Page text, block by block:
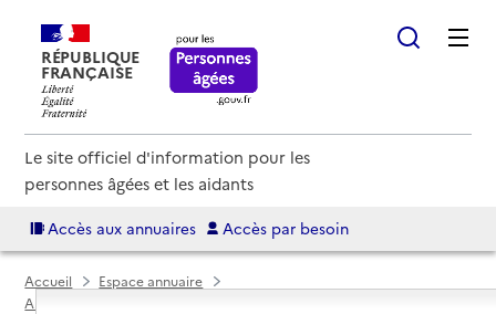
RÉPUBLIQUE
FRANÇAISE
Le site officiel d'information pour les
personnes âgées et les aidants
Accès aux annuaires Accès par besoin
Accueil
Espace annuaire
Annuaire EHPAD et maisons de retraite